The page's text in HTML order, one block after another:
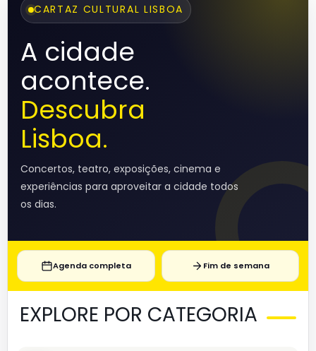
CARTAZ CULTURAL LISBOA
A cidade
acontece.
Descubra
Lisboa.
Concertos, teatro, exposições, cinema e
experiências para aproveitar a cidade todos
os dias.
Agenda completa Fim de semana
EXPLORE POR CATEGORIA